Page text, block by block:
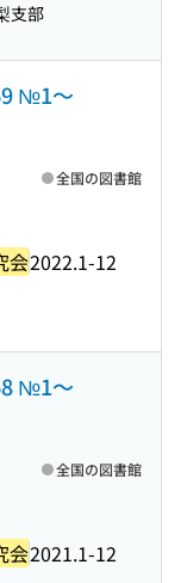
支部
№1〜
会2022.1-12
全国の図書館
№1〜
会2021.1-12
全国の図書館